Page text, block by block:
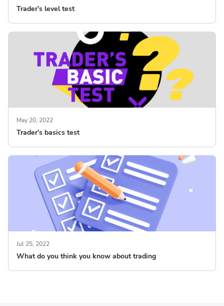
Trader’s level test
May 20, 2022
Trader’s basics test
Jul 25, 2022
What do you think you know about trading